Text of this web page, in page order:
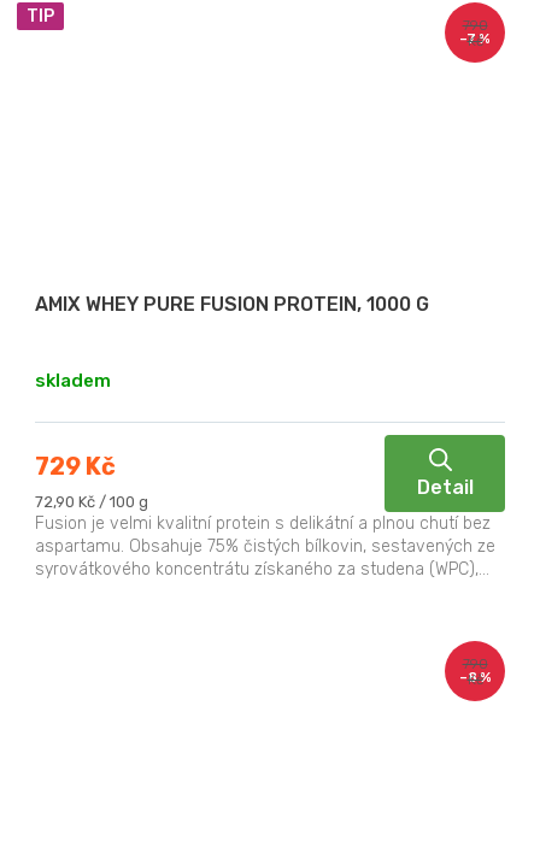
TIP
790
Kč
–7 %
AMIX WHEY PURE FUSION PROTEIN, 1000 G
skladem
729 Kč
Měrná
cena:
72,90 Kč / 100 g
Detail
Fusion je velmi kvalitní protein s delikátní a plnou chutí bez
aspartamu. Obsahuje 75% čistých bílkovin, sestavených ze
syrovátkového koncentrátu získaného za studena (WPC),...
790
Kč
–8 %